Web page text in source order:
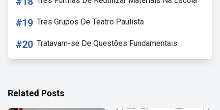
#19 Tres Grupos De Teatro Paulista
#20 Tratavam-se De Questões Fundamentais
Related Posts